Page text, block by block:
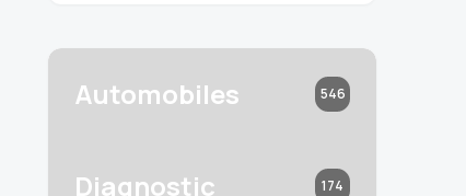
Automobiles 546
Diagnostic 174